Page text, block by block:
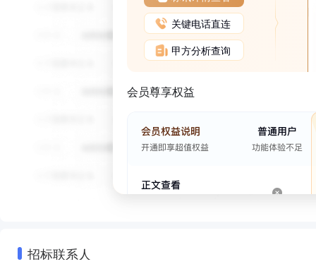
关键电话直连
甲方分析查询
会员尊享权益
招标联系人